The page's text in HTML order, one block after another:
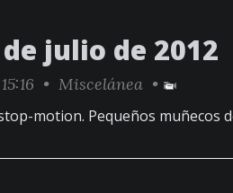
julio de 2012
• Miscelánea •
motion. Pequeños muñecos